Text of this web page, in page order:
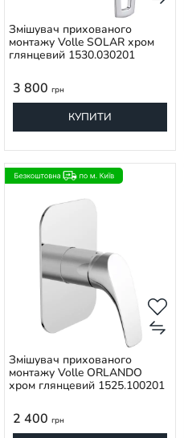
Змішувач прихованого
монтажу Volle SOLAR хром
глянцевий 1530.030201
3 800 грн
КУПИТИ
Змішувач прихованого
монтажу Volle ORLANDO
хром глянцевий 1525.100201
2 400 грн